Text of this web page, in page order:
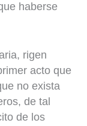
haberse
rigen
acto que
no exista
de tal
de los